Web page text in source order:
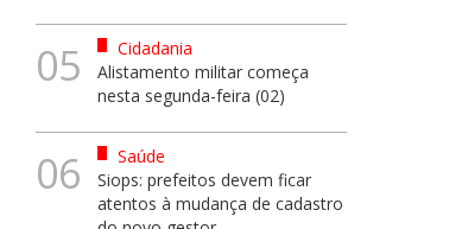
05
Cidadania
Alistamento militar começa
nesta segunda-feira (02)
06
Saúde
Siops: prefeitos devem ficar
atentos à mudança de cadastro